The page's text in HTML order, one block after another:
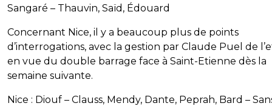
Sangaré – Thauvin, Saïd, Édouard
Concernant Nice, il y a beaucoup plus de points
d’interrogations, avec la gestion par Claude Puel de
en vue du double barrage face à Saint-Etienne dès la
semaine suivante.
Nice : Diouf – Clauss, Mendy, Dante, Peprah, Bard –